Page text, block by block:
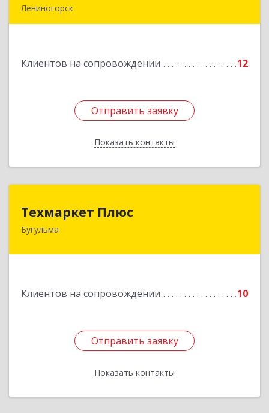
Лениногорск
Клиентов на сопровождении 12
Отправить заявку
Показать контакты
Подробнее
Отправить заявку
Назад
Техмаркет Плюс
Бугульма
Клиентов на сопровождении 10
Отправить заявку
Показать контакты
423231, РТ, Бугульма, ул.Белинского, д.13
Отправить заявку
Назад